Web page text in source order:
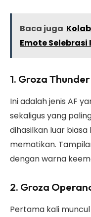
Baca juga
Emote
1. Groza
Ini adalah jenis AF
sekaligus yang
dihasilkan luar
mematikan.
dengan warna
2. Groza
Pertama kali